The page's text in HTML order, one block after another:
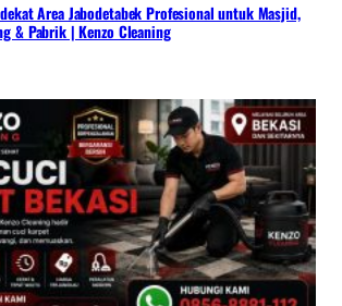
Area Jabodetabek Profesional untuk Masjid,
& Pabrik | Kenzo Cleaning